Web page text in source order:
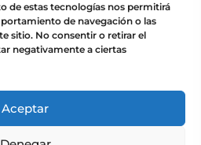
de estas tecnologías nos permitirá
de navegación o las
sitio. No consentir o retirar el
negativamente a ciertas
Aceptar
de Datos